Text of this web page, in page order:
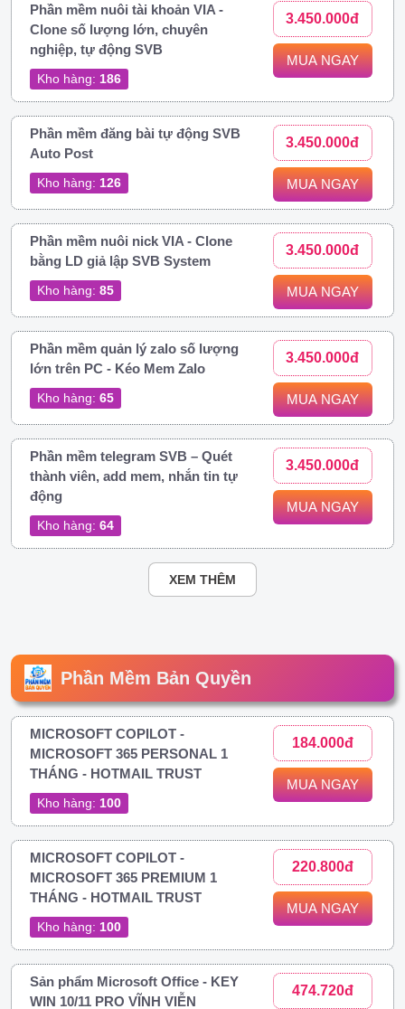
Phần mềm nuôi tài khoản VIA -
Clone số lượng lớn, chuyên
nghiệp, tự động SVB
Kho hàng: 186
3.450.000đ
MUA NGAY
Phần mềm đăng bài tự động SVB
Auto Post
Kho hàng: 126
3.450.000đ
MUA NGAY
Phần mềm nuôi nick VIA - Clone
bằng LD giả lập SVB System
Kho hàng: 85
3.450.000đ
MUA NGAY
Phần mềm quản lý zalo số lượng
lớn trên PC - Kéo Mem Zalo
Kho hàng: 65
3.450.000đ
MUA NGAY
Phần mềm telegram SVB – Quét
thành viên, add mem, nhắn tin tự
động
Kho hàng: 64
3.450.000đ
MUA NGAY
XEM THÊM
Phần Mềm Bản Quyền
MICROSOFT COPILOT -
MICROSOFT 365 PERSONAL 1
THÁNG - HOTMAIL TRUST
Kho hàng: 100
184.000đ
MUA NGAY
MICROSOFT COPILOT -
MICROSOFT 365 PREMIUM 1
THÁNG - HOTMAIL TRUST
Kho hàng: 100
220.800đ
MUA NGAY
Sản phẩm Microsoft Office - KEY
WIN 10/11 PRO VĨNH VIỄN
474.720đ